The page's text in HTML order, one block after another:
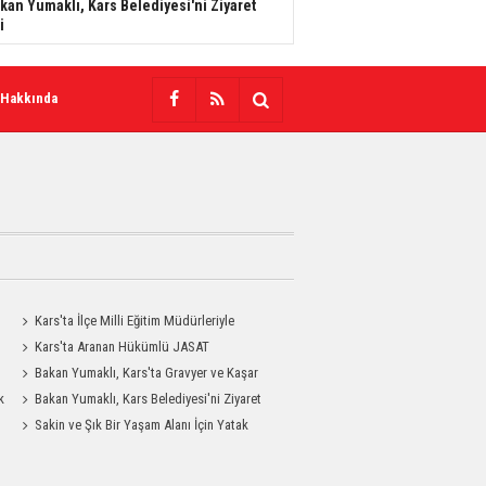
Yumaklı, Kars Belediyesi'ni Ziyaret
Kars'ta İlçe Milli Eğitim Müdürleriyle
Değerlendirme Toplantısı
Kars'ta Aranan Hükümlü JASAT
Operasyonuyla Yakalandı
Bakan Yumaklı, Kars'ta Gravyer ve Kaşar
Üretim Tesisini Ziyaret Etti
Bakan Yumaklı, Kars Belediyesi'ni Ziyaret
Etti Sakin ve Şık Bir Yaşam Alanı İçin Yatak